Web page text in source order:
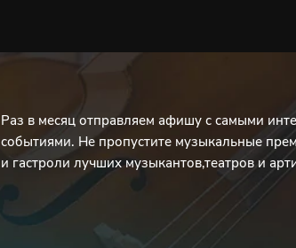
Раз в месяц отправляем афишу с самыми
событиями. Не пропустите музыкальные
и гастроли лучших музыкантов,театров и